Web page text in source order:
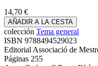
14,70 €
AÑADIR A LA CESTA
colección Tema general
ISBN 9788494529023
Editorial Associació de
Páginas 255